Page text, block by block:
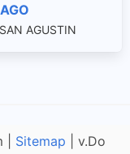
AGUSTIN
| Sitemap | v.Do